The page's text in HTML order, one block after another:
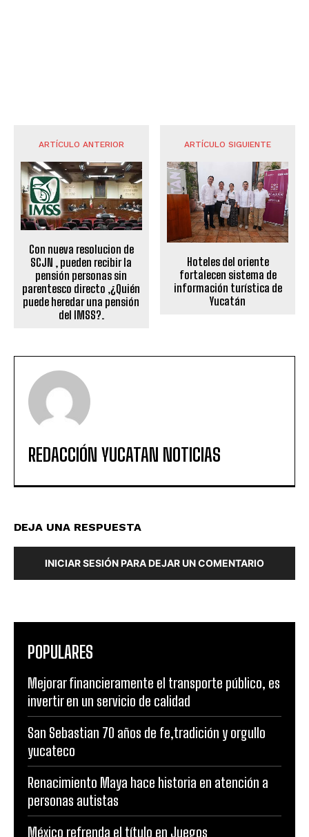
ARTÍCULO ANTERIOR
Con nueva resolucion de
SCJN , pueden recibir la
pensión personas sin
parentesco directo ,¿Quién
puede heredar una pensión
del IMSS?.
ARTÍCULO SIGUIENTE
Hoteles del oriente
fortalecen sistema de
información turística de
Yucatán
REDACCIÓN YUCATAN NOTICIAS
DEJA UNA RESPUESTA
INICIAR SESIÓN PARA DEJAR UN COMENTARIO
POPULARES
Mejorar financieramente el transporte público, es
invertir en un servicio de calidad
San Sebastian 70 años de fe,tradición y orgullo
yucateco
Renacimiento Maya hace historia en atención a
personas autistas
México refrenda el título en Juegos